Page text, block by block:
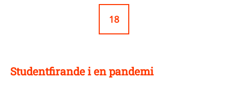
18
Studentfirande i en pandemi